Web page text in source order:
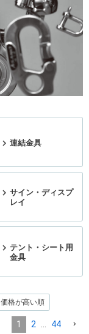
連結金具
サイン・ディスプ
レイ
テント・シート用
金具
価格が高い順
1 2 44